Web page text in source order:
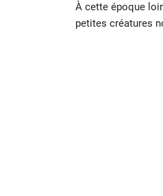
À cette époque
petites créatures